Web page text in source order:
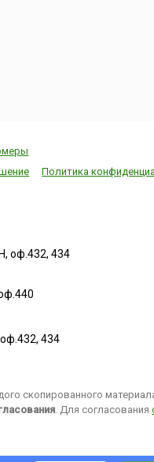
Политика
оф.432, 434
434
скопированного
. Для согласования